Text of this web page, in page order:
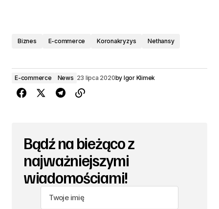
Biznes E-commerce Koronakryzys Nethansy
E-commerce News 23 lipca 2020by Igor Klimek
Bądź na bieżąco z
najważniejszymi
wiadomościami!